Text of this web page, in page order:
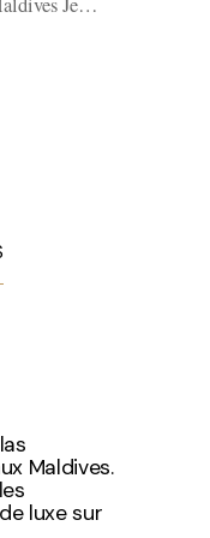
Maldives.
luxe sur